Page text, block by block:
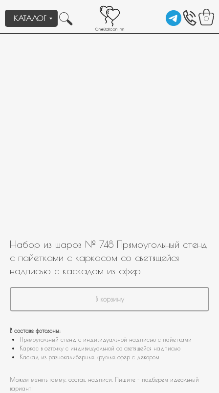
0
КАТАЛОГ
Набор из шаров № 748 Прямоугольный стенд
с пайетками с каркасом со светящейся
надписью с каскадом из сфер
В корзину
В составе фотозоны:
Прямоугольный стенд с индивидуальной надписью с пайетками
Каркас в сеточку с индивидуальной со светящейся надписью
Каскад из разнокалиберных круглых сфер с декором
Можем менять гамму, состав, надписи. Пишите - подберем идеальный
вариант!